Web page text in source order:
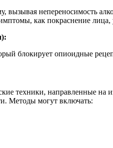
вызывая непереносимость
как покраснение
блокирует опиоидные
техники, направленные
Методы могут включать: